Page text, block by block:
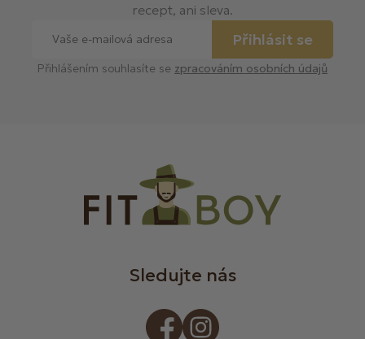
recept, ani sleva.
Přihlásit se
Přihlášením souhlasíte se zpracováním osobních údajů
Sledujte nás